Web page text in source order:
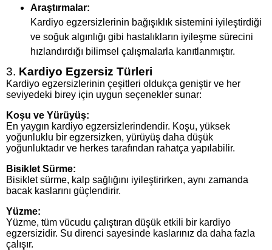
Araştırmalar:
Kardiyo egzersizlerinin bağışıklık sistemini iyileştirdiği
ve soğuk algınlığı gibi hastalıkların iyileşme sürecini
hızlandırdığı bilimsel çalışmalarla kanıtlanmıştır.
3. Kardiyo Egzersiz Türleri
Kardiyo egzersizlerinin çeşitleri oldukça geniştir ve her
seviyedeki birey için uygun seçenekler sunar:
Koşu ve Yürüyüş:
En yaygın kardiyo egzersizlerindendir. Koşu, yüksek
yoğunluklu bir egzersizken, yürüyüş daha düşük
yoğunluktadır ve herkes tarafından rahatça yapılabilir.
Bisiklet Sürme:
Bisiklet sürme, kalp sağlığını iyileştirirken, aynı zamanda
bacak kaslarını güçlendirir.
Yüzme:
Yüzme, tüm vücudu çalıştıran düşük etkili bir kardiyo
egzersizidir. Su direnci sayesinde kaslarınız da daha fazla
çalışır.